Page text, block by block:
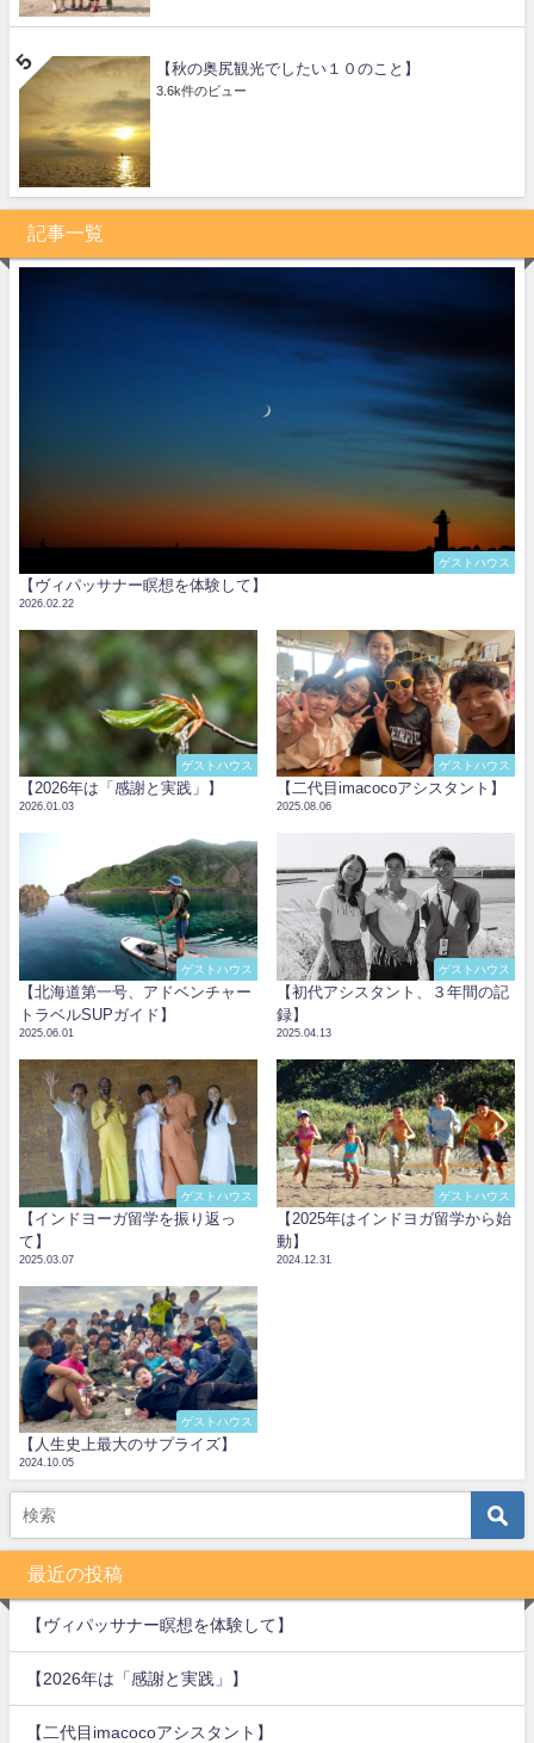
【秋の奥尻観光でしたい１０のこと】
3.6k件のビュー
記事一覧
ゲストハウス
【ヴィパッサナー瞑想を体験して】
2026.02.22
ゲストハウス
【2026年は「感謝と実践」】
2026.01.03
ゲストハウス
【二代目imacocoアシスタント】
2025.08.06
ゲストハウス
【北海道第一号、アドベンチャー
トラベルSUPガイド】
2025.06.01
ゲストハウス
【初代アシスタント、３年間の記
録】
2025.04.13
ゲストハウス
【インドヨーガ留学を振り返っ
て】
2025.03.07
ゲストハウス
【2025年はインドヨガ留学から始
動】
2024.12.31
ゲストハウス
【人生史上最大のサプライズ】
2024.10.05
最近の投稿
【ヴィパッサナー瞑想を体験して】
【2026年は「感謝と実践」】
【二代目imacocoアシスタント】